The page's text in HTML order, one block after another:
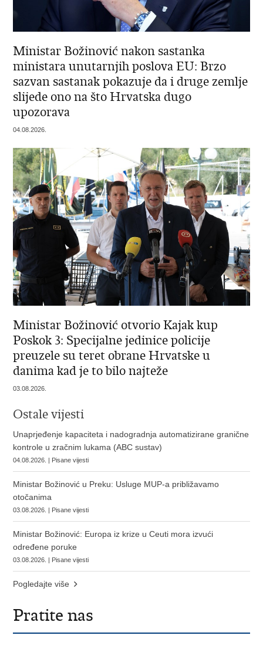
Ministar Božinović nakon sastanka
ministara unutarnjih poslova EU: Brzo
sazvan sastanak pokazuje da i druge zemlje
slijede ono na što Hrvatska dugo
upozorava
04.08.2026.
Ministar Božinović otvorio Kajak kup
Poskok 3: Specijalne jedinice policije
preuzele su teret obrane Hrvatske u
danima kad je to bilo najteže
03.08.2026.
Ostale vijesti
Unaprjeđenje kapaciteta i nadogradnja automatizirane granične
kontrole u zračnim lukama (ABC sustav)
04.08.2026. | Pisane vijesti
Ministar Božinović u Preku: Usluge MUP-a približavamo
otočanima
03.08.2026. | Pisane vijesti
Ministar Božinović: Europa iz krize u Ceuti mora izvući
određene poruke
03.08.2026. | Pisane vijesti
Pogledajte više
Pratite nas